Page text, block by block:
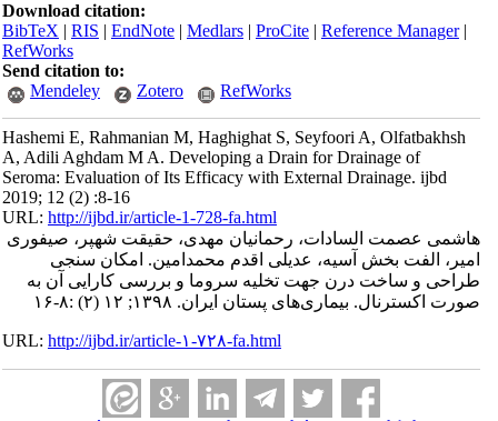
Download citation:
BibTeX|RIS|EndNote|Medlars|ProCite|Reference Manager
RefWorks
Send citation to:
Mendeley
Zotero RefWorks
Hashemi E, Rahmanian M, Haghighat S, Seyfoori A, Olfatbakhsh
A, Adili Aghdam M A. Developing a Drain for Drainage of
Seroma: Evaluation of Its Efficacy with External Drainage. ijbd
2019; 12 (2) :8-16
URL:http://ijbd.ir/article-1-728-fa.html
هاشمی عصمت السادات، رحمانیان مهدی، حقیقت شهپر، صیفوری
امیر، الفت بخش آسیه، عدیلی اقدم محمدامین. امکان سنجی
طراحی و ساخت درن جهت تخلیه سروما و بررسی کارایی آن به‌
صورت اکسترنال. بیماری‌های پستان ایران. ۱۳۹۸; ۱۲ (۲) :۸-۱۶
URL:http://ijbd.ir/article-۱-۷۲۸-fa.html